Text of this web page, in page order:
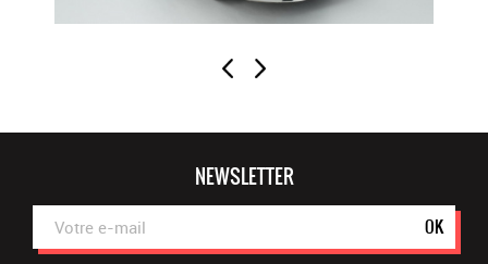
NEWSLETTER
OK